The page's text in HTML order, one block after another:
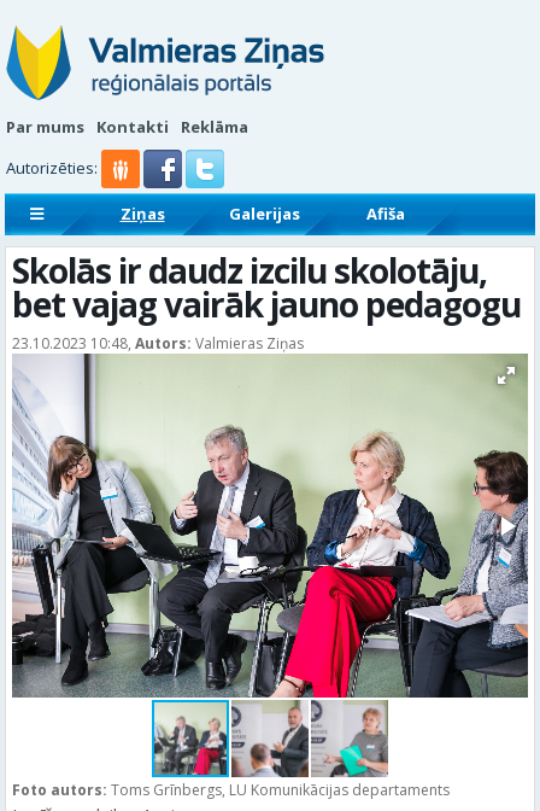
Par mums Kontakti
Reklāma
Autorizēties:
Ziņas Galerijas
Afiša
Sludinājumi
Reklāmraksti
Skolās ir daudz izcilu skolotāju,
bet vajag vairāk jauno pedagogu
23.10.2023 10:48, Autors: Valmieras Ziņas
Foto autors: Toms Grīnbergs, LU Komunikācijas departaments